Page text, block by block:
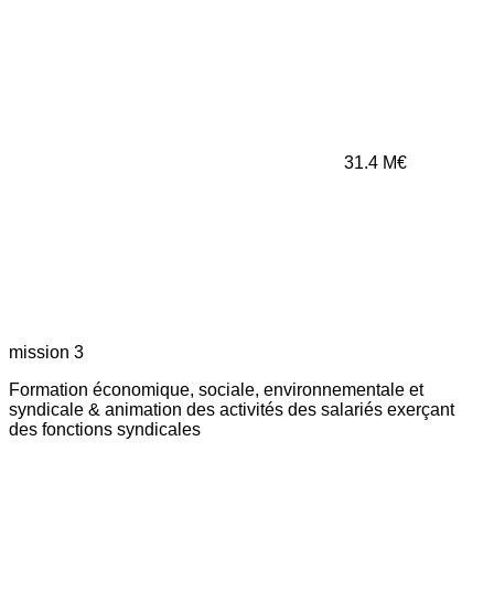
31.4 M€
mission 3
Formation économique, sociale, environnementale et
syndicale & animation des activités des salariés exerçant
des fonctions syndicales